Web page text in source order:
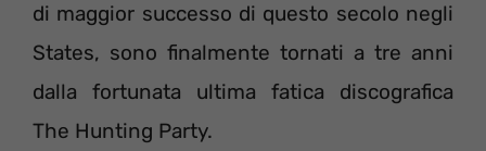
di maggior successo di questo secolo negli
States, sono finalmente tornati a tre anni
dalla fortunata ultima fatica discografica
The Hunting Party.